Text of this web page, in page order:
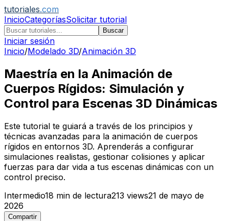
tutoriales.com
InicioCategoríasSolicitar tutorial
Buscar
Iniciar sesión
Inicio/Modelado 3D/Animación 3D
Maestría en la Animación de
Cuerpos Rígidos: Simulación y
Control para Escenas 3D Dinámicas
Este tutorial te guiará a través de los principios y
técnicas avanzadas para la animación de cuerpos
rígidos en entornos 3D. Aprenderás a configurar
simulaciones realistas, gestionar colisiones y aplicar
fuerzas para dar vida a tus escenas dinámicas con un
control preciso.
Intermedio18 min de lectura213 views21 de mayo de
2026
Compartir